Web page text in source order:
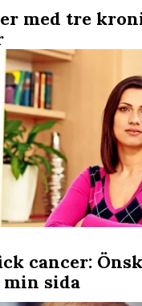
med tre
cancer:
sida